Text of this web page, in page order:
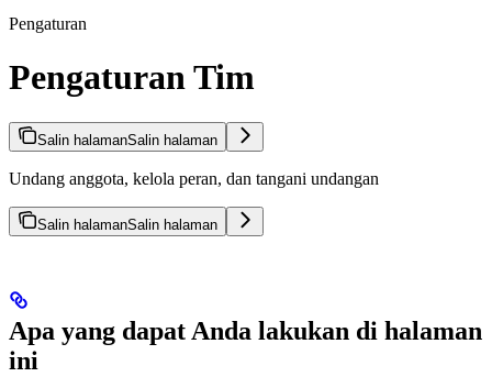
Pengaturan
Pengaturan Tim
Salin halamanSalin halaman
Undang anggota, kelola peran, dan tangani undangan
Salin halamanSalin halaman
Apa yang dapat Anda lakukan di halaman
ini